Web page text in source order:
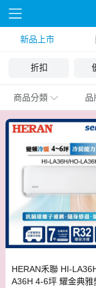
新品上市
折扣
商品分類 品
HERAN禾聯 HI-
A36H 4-6坪 耀金典雅